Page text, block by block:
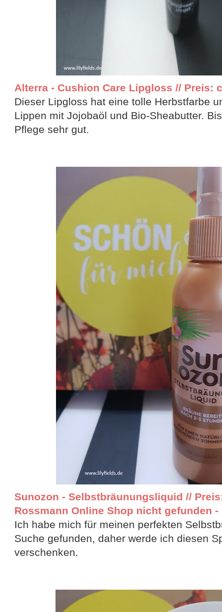
Alterra - Cushion Care Lipgloss // Preis:
Dieser Lipgloss hat eine tolle Herbstfarbe
Lippen mit Jojobaöl und Bio-Sheabutter.
Pflege sehr gut.
Sunozon - Selbstbräunungsliquid //
Rossmann Online Shop nicht gefunden -
Ich habe mich für meinen perfekten
Suche gefunden, daher werde ich diesen
verschenken.